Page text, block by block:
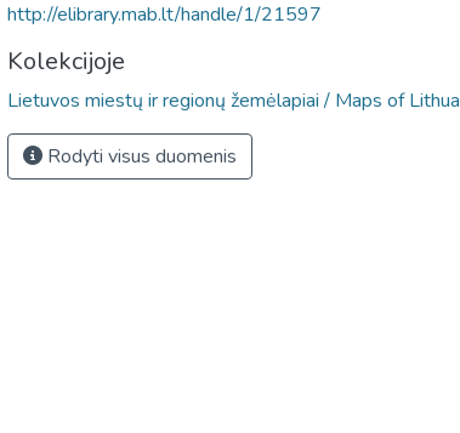
http://elibrary.mab.lt/handle/1/21597
Kolekcijoje
Lietuvos miestų ir regionų žemėlapiai / Maps of
Rodyti visus duomenis